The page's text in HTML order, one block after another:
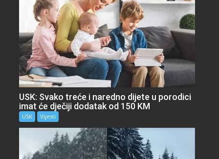
USK: Svako treće i naredno dijete u porodici
imat će dječiji dodatak od 150 KM
USK Vijesti